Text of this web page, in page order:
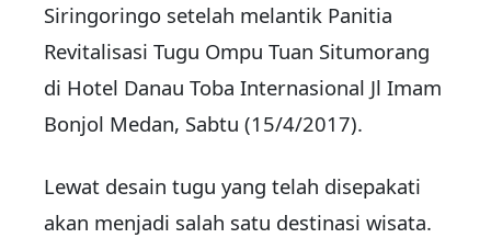
Siringoringo setelah melantik Panitia
Revitalisasi Tugu Ompu Tuan Situmorang
di Hotel Danau Toba Internasional Jl Imam
Bonjol Medan, Sabtu (15/4/2017).
Lewat desain tugu yang telah disepakati
akan menjadi salah satu destinasi wisata.